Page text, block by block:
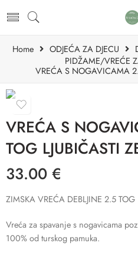
Home ODJEĆA ZA DJECU
PIDŽAME/VREĆE
VREĆA S NOGAVICAMA
VREĆA S
TOG LJUBIČASTI
33.00 €
ZIMSKA VREĆA DEBLJINE 2.5 TOG
Vreća za spavanje s nogavicama
100% od turskog pamuka.